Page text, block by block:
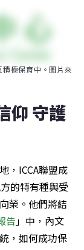
極保育中。圖片來
仰 守護
，ICCA聯盟成
的特有種與受
榮。他們將結
告」中，內文
，如何成功保